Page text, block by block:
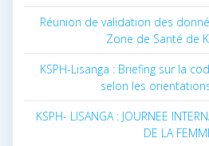
Réunion de validation des
Zone de Santé de
KSPH-Lisanga : Briefing sur la
selon les
KSPH- LISANGA : JOURNEE
DE LA